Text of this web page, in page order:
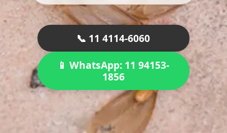
📞 11 4114-6060
📱 WhatsApp: 11 94153-
1856